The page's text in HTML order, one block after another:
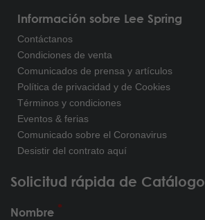
Información sobre Lee Spring
Contáctanos
Condiciones de venta
Comunicados de prensa y artículos
Política de privacidad y de Cookies
Términos y condiciones
Eventos & ferias
Comunicado sobre el Coronavirus
Desistir del contrato aquí
Solicitud rápida de Catálogo
Nombre